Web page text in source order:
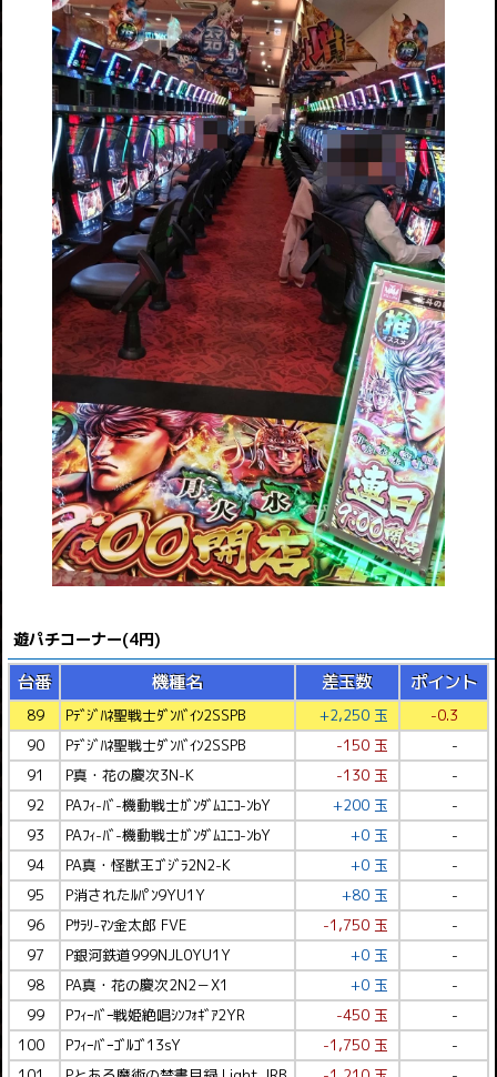
遊パチコーナー(4円)
台番 機種名 差玉数 ポイント
89 Pﾃﾞｼﾞﾊﾈ聖戦士ﾀﾞﾝﾊﾞｲﾝ2SSPB +2,250 玉
-0.3
90
Pﾃﾞｼﾞﾊﾈ聖戦士ﾀﾞﾝﾊﾞｲﾝ2SSPB -150 玉
-
91
P真・花の慶次3N-K -130 玉
-
92
PAﾌｨ-ﾊﾞ-機動戦士ｶﾞﾝﾀﾞﾑﾕﾆｺ-ﾝbY +200 玉
-
93
PAﾌｨ-ﾊﾞ-機動戦士ｶﾞﾝﾀﾞﾑﾕﾆｺ-ﾝbY +0 玉
-
94
PA真・怪獣王ｺﾞｼﾞﾗ2N2-K +0 玉
-
95
P消されたﾙﾊﾟﾝ9YU1Y +80 玉
-
96
Pｻﾗﾘ-ﾏﾝ金太郎 FVE -1,750 玉
-
97
P銀河鉄道999NJL0YU1Y +0 玉
-
98
PA真・花の慶次2N2－X1 +0 玉
-
99
Pﾌｨｰﾊﾞｰ戦姫絶唱ｼﾝﾌｫｷﾞｱ2YR -450 玉
-
100
Pﾌｨｰﾊﾞｰｺﾞﾙｺﾞ13sY -1,750 玉
-